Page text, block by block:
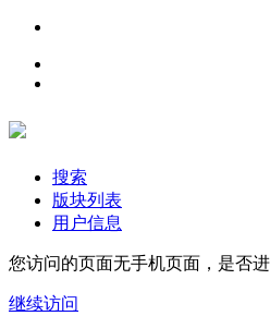
搜索
版块列表
用户信息
您访问的页面无手机页面，是否
继续访问